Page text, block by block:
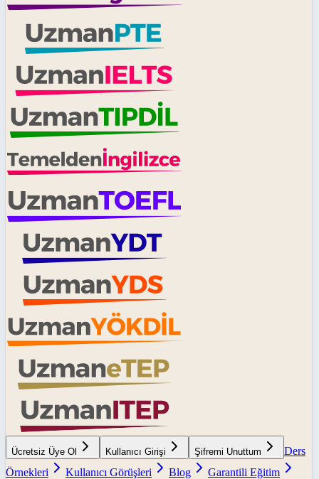
Ücretsiz Üye Ol Kullanıcı Girişi Şifremi Unuttum
Ders
Örnekleri
Kullanıcı Görüşleri Blog
Garantili Eğitim